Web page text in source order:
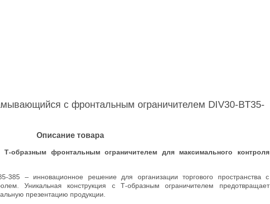
с фронтальным ограничителем DIV30-ВT35-
Описание товара
образным фронтальным ограничителем для максимального контроля
385 – инновационное решение для организации торгового пространства с
Уникальная конструкция с Т-образным ограничителем предотвращает
презентацию продукции.